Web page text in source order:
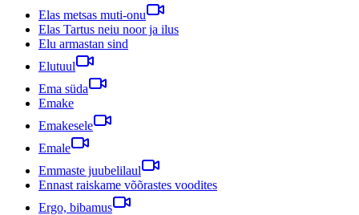
Elas metsas muti-onu
Elas Tartus neiu noor ja ilus
Elu armastan sind
Elutuul
Ema süda
Emake
Emakesele
Emale
Emmaste juubelilaul
Ennast raiskame võõrastes voodites
Ergo, bibamus